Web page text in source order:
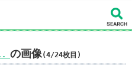
の画像(4/24枚目)